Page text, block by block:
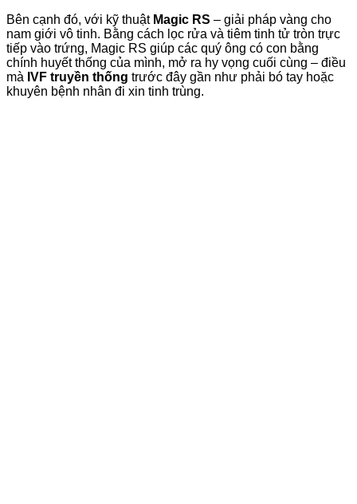
Bên cạnh đó, với kỹ thuật Magic RS – giải pháp vàng cho
nam giới vô tinh. Bằng cách lọc rửa và tiêm tinh tử tròn trực
tiếp vào trứng, Magic RS giúp các quý ông có con bằng
chính huyết thống của mình, mở ra hy vọng cuối cùng – điều
mà IVF truyền thống trước đây gần như phải bó tay hoặc
khuyên bệnh nhân đi xin tinh trùng.